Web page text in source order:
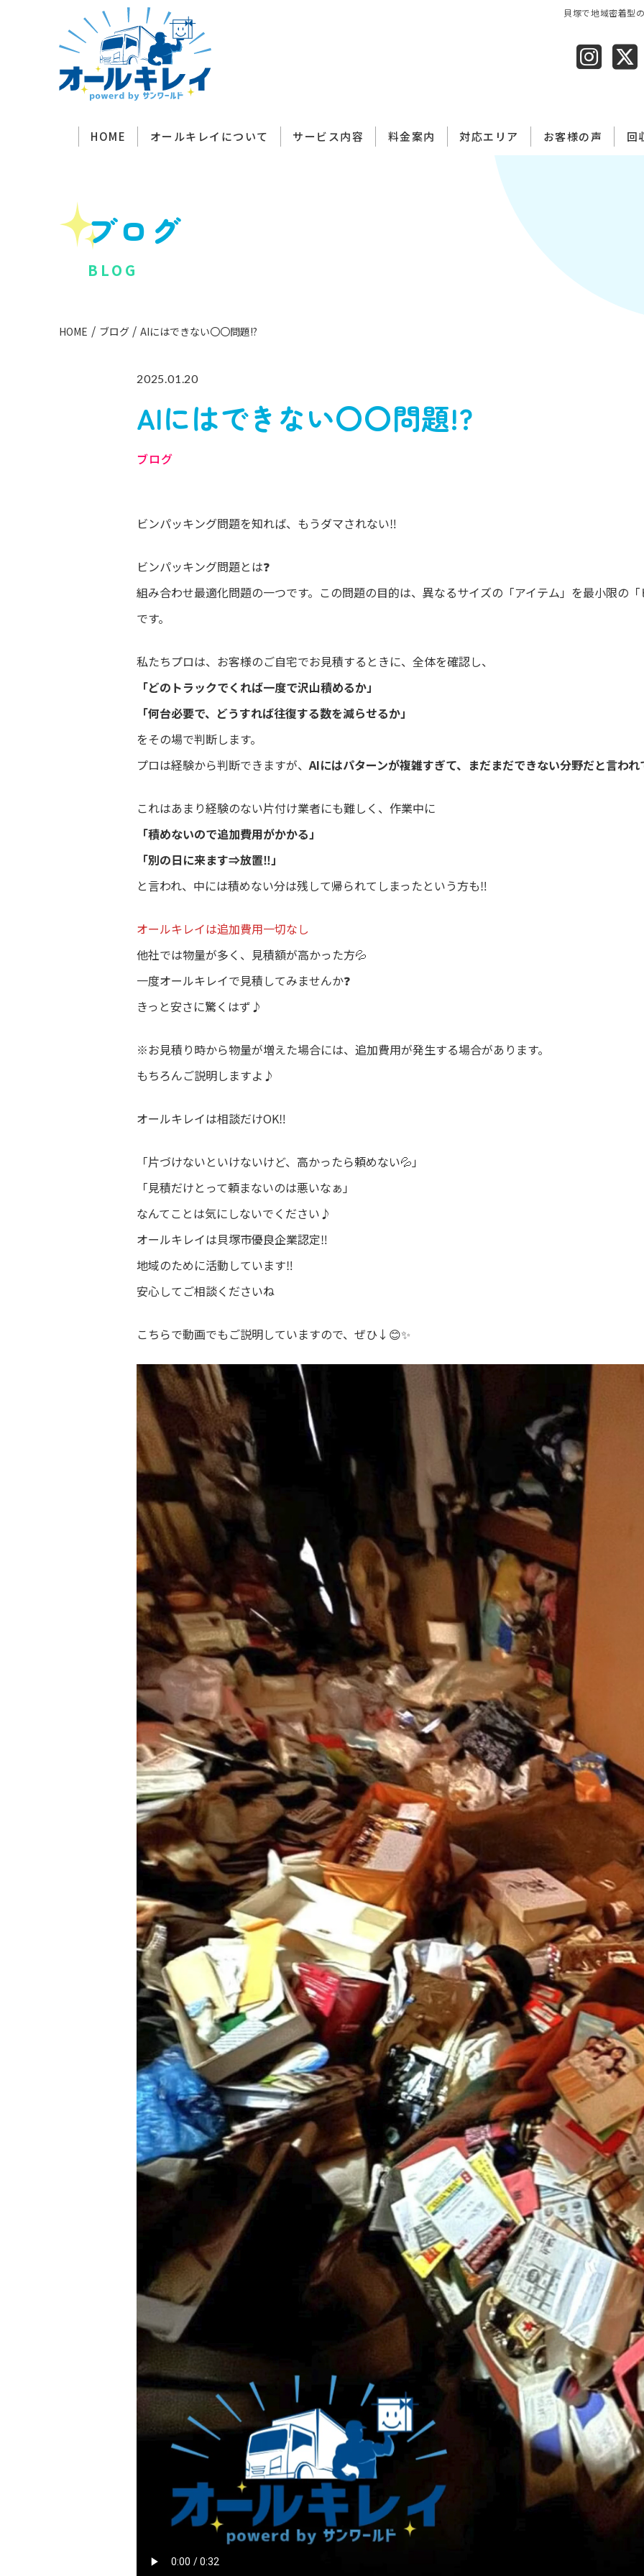
貝塚で地域密着型
HOME オールキレイについて サービス内容 料金案内​ 対応エリア お客様の声 回
ブログ
BLOG
HOME ブログ AIにはできない〇〇問題!?
2025.01.20
AIにはできない〇〇問題!?
ブログ
ビンパッキング問題を知れば、もうダマされない‼️
ビンパッキング問題とは❓
組み合わせ最適化問題の一つです。この問題の目的は、異なるサイズの「アイテム」を最小限の
です。
私たちプロは、お客様のご自宅でお見積するときに、全体を確認し、
「どのトラックでくれば一度で沢山積めるか」
「何台必要で、どうすれば往復する数を減らせるか」
をその場で判断します。
プロは経験から判断できますが、 AIにはパターンが複雑すぎて、まだまだできない分野だと言われ
これはあまり経験のない片付け業者にも難しく、作業中に
「積めないので追加費用がかかる」
「別の日に来ます⇒放置‼️」
と言われ、中には積めない分は残して帰られてしまったという方も‼️
オールキレイは追加費用一切なし
他社では物量が多く、見積額が高かった方💦
一度オールキレイで見積してみませんか❓
きっと安さに驚くはず♪
※お見積り時から物量が増えた場合には、追加費用が発生する場合があります。
もちろんご説明しますよ♪
オールキレイは相談だけOK‼️
「片づけないといけないけど、高かったら頼めない💦」
「見積だけとって頼まないのは悪いなぁ」
なんてことは気にしないでください♪
オールキレイは貝塚市優良企業認定‼️
地域のために活動しています‼️
安心してご相談くださいね
こちらで動画でもご説明していますので、ぜひ↓😊✨